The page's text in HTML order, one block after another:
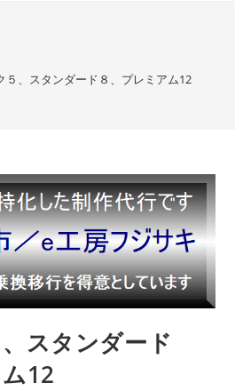
５、スタンダード８、プレミアム12
スタンダード
12